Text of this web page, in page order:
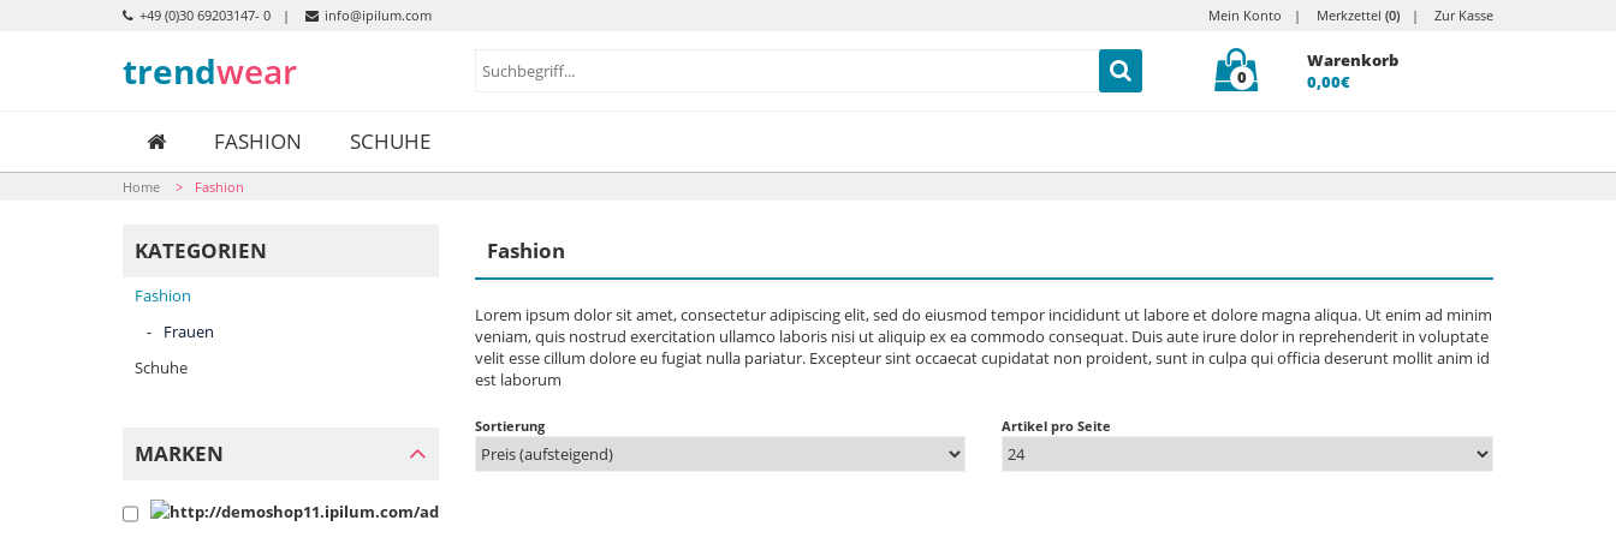
+49 (0)30 69203147- 0 info@ipilum.com Mein Konto Merkzettel (0) Zur Kasse
trendwear 0
Warenkorb
0,00€
FASHION SCHUHE
Home Fashion
KATEGORIEN
Fashion
Frauen
Schuhe
MARKEN
Fashion
Lorem ipsum dolor sit amet, consectetur adipiscing elit, sed do eiusmod tempor incididunt ut labore et dolore magna aliqua. Ut enim ad minim
veniam, quis nostrud exercitation ullamco laboris nisi ut aliquip ex ea commodo consequat. Duis aute irure dolor in reprehenderit in voluptate
velit esse cillum dolore eu fugiat nulla pariatur. Excepteur sint occaecat cupidatat non proident, sunt in culpa qui officia deserunt mollit anim id
est laborum
Sortierung Artikel pro Seite